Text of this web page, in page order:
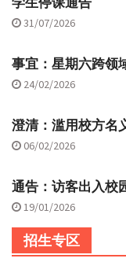
31/07/2026
事宜：星期六跨领
24/02/2026
澄清：滥用校方名
06/02/2026
通告：访客出入校
19/01/2026
招生专区